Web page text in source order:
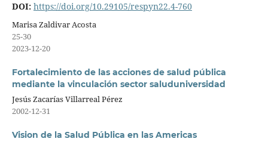
DOI: https://doi.org/10.29105/respyn22.4-760
Marisa Zaldivar Acosta
25-30
2023-12-20
Fortalecimiento de las acciones de salud pública
mediante la vinculación sector saluduniversidad
Jesús Zacarías Villarreal Pérez
2002-12-31
Vision de la Salud Pública en las Americas